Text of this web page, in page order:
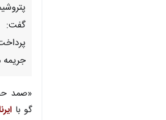
گفت:
«صمد
گو با